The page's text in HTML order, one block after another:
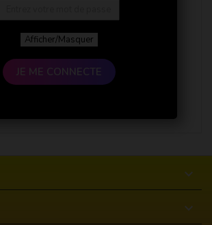
Afficher/Masquer
JE ME CONNECTE

